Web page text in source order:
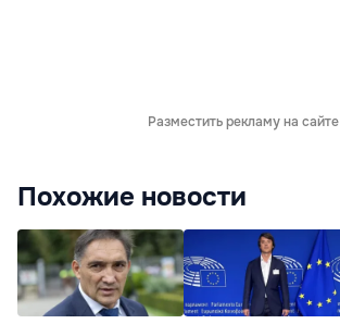
Разместить рекламу на сайте
Похожие новости